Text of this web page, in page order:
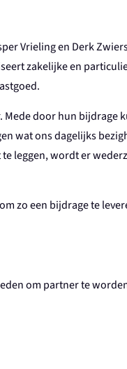
Vrieling en Derk
zakelijke en
Mede door hun bijdrage
wat ons dagelijks
leggen, wordt er
zo een bijdrage te
om partner te